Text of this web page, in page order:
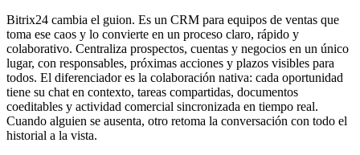
Bitrix24 cambia el guion. Es un CRM para equipos de ventas que
toma ese caos y lo convierte en un proceso claro, rápido y
colaborativo. Centraliza prospectos, cuentas y negocios en un único
lugar, con responsables, próximas acciones y plazos visibles para
todos. El diferenciador es la colaboración nativa: cada oportunidad
tiene su chat en contexto, tareas compartidas, documentos
coeditables y actividad comercial sincronizada en tiempo real.
Cuando alguien se ausenta, otro retoma la conversación con todo el
historial a la vista.